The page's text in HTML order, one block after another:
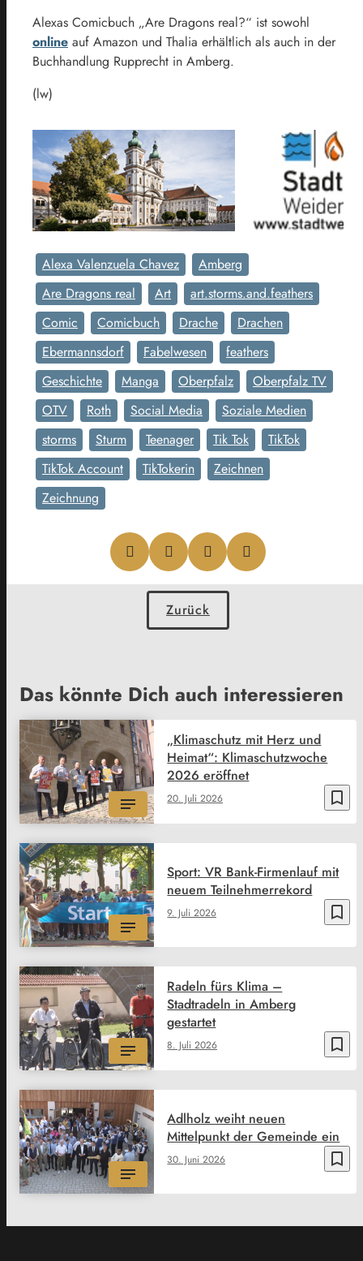
Alexas Comicbuch „Are Dragons real?“ ist sowohl
online auf Amazon und Thalia erhältlich als auch in der
Buchhandlung Rupprecht in Amberg.
(lw)
Alexa Valenzuela Chavez
Amberg
Are Dragons real
Art
art.storms.and.feathers
Comic
Comicbuch Drache
Drachen
Ebermannsdorf
Fabelwesen
feathers
Geschichte
Manga Oberpfalz
Oberpfalz TV
OTV
Roth Social Media
Soziale Medien
storms
Sturm Teenager Tik Tok
TikTok
TikTok Account
TikTokerin
Zeichnen
Zeichnung
Zurück
Das könnte Dich auch interessieren
bookmark_border
20. Juli 2026
„Klimaschutz mit Herz und
Heimat“: Klimaschutzwoche
2026 eröffnet
bookmark_border
9. Juli 2026
Sport: VR Bank-Firmenlauf mit
neuem Teilnehmerrekord
bookmark_border
8. Juli 2026
Radeln fürs Klima –
Stadtradeln in Amberg
gestartet
bookmark_border
30. Juni 2026
Adlholz weiht neuen
Mittelpunkt der Gemeinde ein